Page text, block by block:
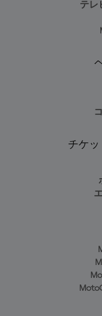
テレ
チケッ